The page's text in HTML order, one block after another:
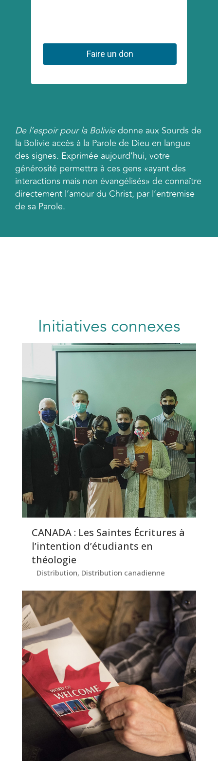
​De l’espoir pour la Boliviedonne aux Sourds de
la Bolivie accès à la Parole de Dieu en langue
des signes. Exprimée aujourd’hui, votre
générosité permettra à ces gens «ayant des
interactions mais non évangélisés» de connaître
directement l’amour du Christ, par l’entremise
de sa Parole.
Initiatives connexes
CANADA : Les Saintes Écritures à
l’intention d’étudiants en
théologie
Distribution, Distribution canadienne